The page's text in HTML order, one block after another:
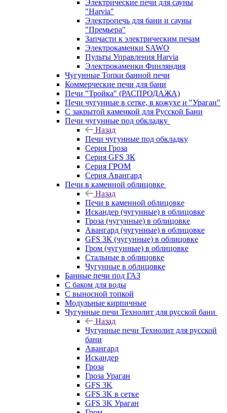
Электрические печи для сауны
"Harvia"
Электропечь для бани и сауны
"Премьера"
Запчасти к электрическим печам
Электрокаменки SAWO
Пульты Управления Harvia
Электрокаменки Финляндия
Чугунные Топки банной печи
Коммерческие печи для бани
Печи "Тройка" (РАСПРОДАЖА)
Печи чугунные в сетке, в кожухе и "Ураган"
С закрытой каменкой для Русской Бани
Печи чугунные под обкладку
Назад
Печи чугунные под обкладку
Серия Гроза
Серия GFS ЗК
Серия ГРОМ
Серия Авангард
Печи в каменной облицовке
Назад
Печи в каменной облицовке
Искандер (чугунные) в облицовке
Гроза (чугунные) в облицовке
Авангард (чугунные) в облицовке
GFS ЗК (чугунные) в облицовке
Гром (чугунные) в облицовке
Стальные в облицовке
Чугунные в облицовке
Банные печи под ГАЗ
С баком для воды
С выносной топкой
Модульные кирпичные
Чугунные печи Технолит для русской бани
Назад
Чугунные печи Технолит для русской
бани
Авангард
Искандер
Гроза
Гроза Ураган
GFS 3K
GFS 3K в сетке
GFS 3K Ураган